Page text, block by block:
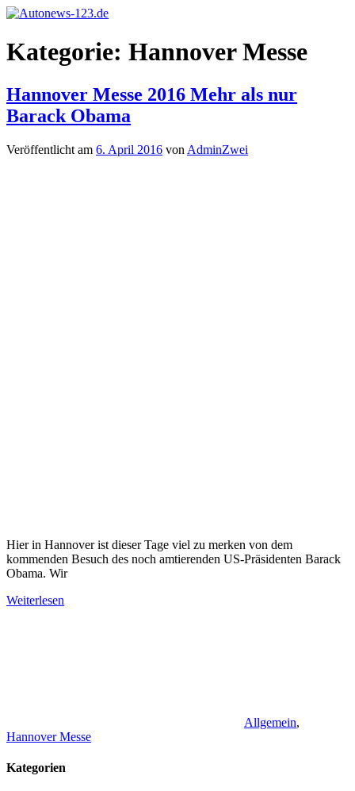
Zum
springen
123.de
mit
Kategorie: Hannover Messe
Hannover Messe 2016 Mehr als nur
Barack Obama
Veröffentlicht am 6. April 2016 von AdminZwei
Hier in Hannover ist dieser Tage viel zu merken von dem
kommenden Besuch des noch amtierenden US-Präsidenten Barack
Obama. Wir
Weiterlesen
Allgemein,
Hannover Messe
Kategorien